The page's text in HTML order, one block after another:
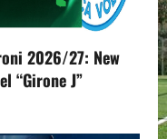
2026/27: New
“Girone J”